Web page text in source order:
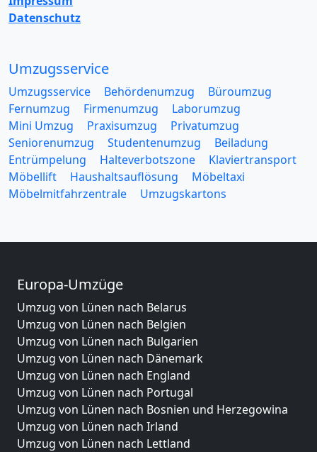
Datenschutz
Umzugsservice
Umzugsservice Behördenumzug
Büroumzug
Fernumzug
Firmenumzug
Laborumzug
Mini Umzug
Praxisumzug
Privatumzug
Seniorenumzug
Studentenumzug
Beiladung
Entrümpelung
Halteverbotszone
Klaviertransport
Möbellift
Haushaltsauflösung
Möbeltaxi
Möbelmitfahrzentrale
Umzugskartons
Europa-Umzüge
Umzug von Lünen nach Belarus
Umzug von Lünen nach Belgien
Umzug von Lünen nach Bulgarien
Umzug von Lünen nach Dänemark
Umzug von Lünen nach England
Umzug von Lünen nach Portugal
Umzug von Lünen nach Bosnien und Herzegowina
Umzug von Lünen nach Irland
Umzug von Lünen nach Lettland